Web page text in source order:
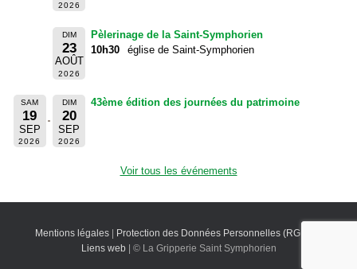
2026
DIM
23
AOÛT
2026
Pèlerinage de la Saint-Symphorien
10h30
église de Saint-Symphorien
SAM
19
SEP
2026
DIM
20
SEP
2026
43ème édition des journées du patrimoine
Voir tous les événements
Mentions légales | Protection des Données Personnelles (RGPD)
Liens web| © La Gripperie Saint Symphorien